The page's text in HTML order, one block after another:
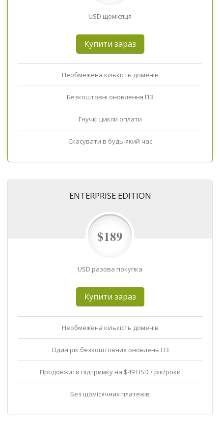
USD щомісяця
Купити зараз
Необмежена кількість доменів
Безкоштовні оновлення ПЗ
Гнучкі цикли оплати
Скасувати в будь-який час
ENTERPRISE EDITION
$189
USD разова покупка
Купити зараз
Необмежена кількість доменів
Один рік безкоштовних оновлень ПЗ
Продовжити підтримку на $49 USD / рік/роки
Без щомісячних платежів